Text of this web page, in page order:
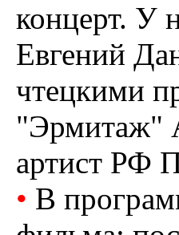
концерт. У
Евгений
чтецкими
"Эрмитаж"
артист РФ
• В